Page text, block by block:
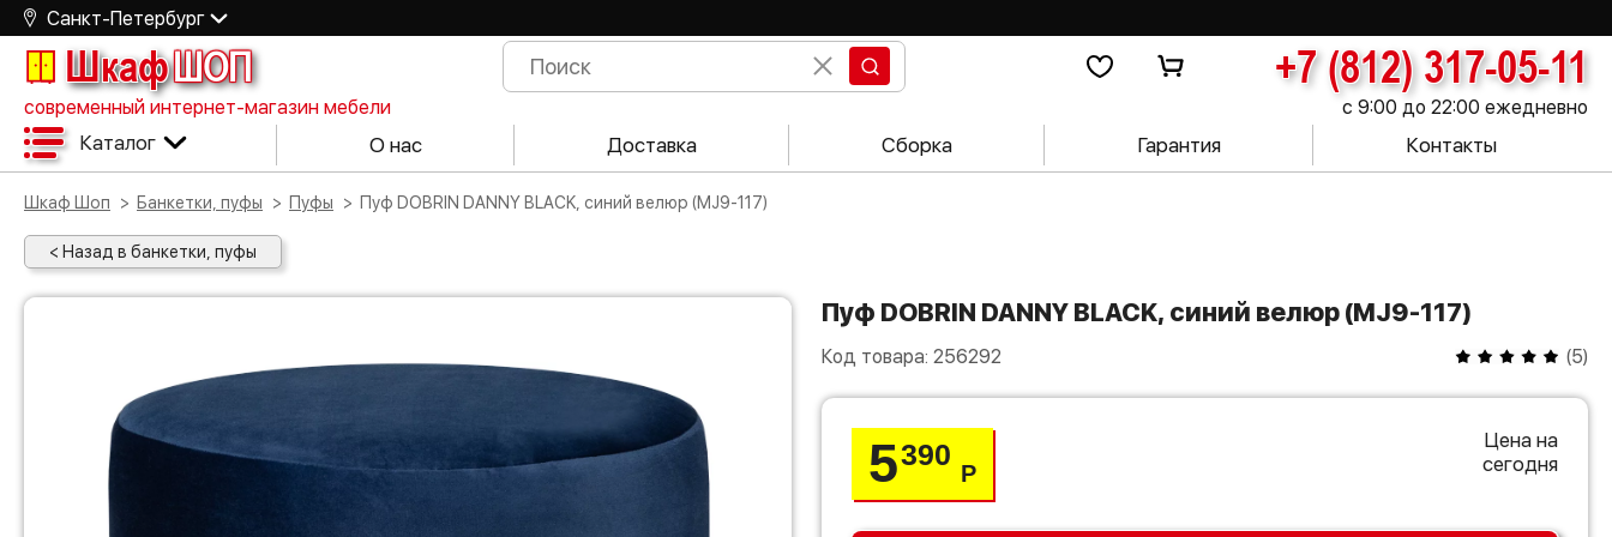
Санкт-Петербург
ШкафШОП +7 (812) 317-05-11
современный интернет-магазин мебели с 9:00 до 22:00 ежедневно
Каталог О нас Доставка Сборка Гарантия Контакты
Шкаф Шоп Банкетки, пуфы Пуфы Пуф DOBRIN DANNY BLACK, синий велюр (MJ9-117)
< Назад в банкетки, пуфы
Пуф DOBRIN DANNY BLACK, синий велюр (MJ9-117)
Код товара: 256292 (5)
5390
Р
Цена на
сегодня